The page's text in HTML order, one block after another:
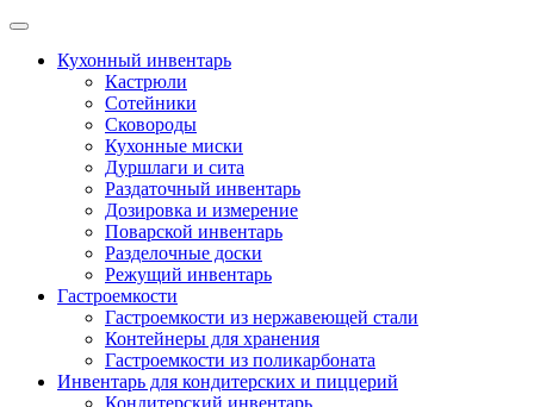
Skip
contentКухонный инвентарь
Кастрюли
Сотейники
Сковороды
Кухонные миски
Дуршлаги и сита
Раздаточный инвентарь
Дозировка и измерение
Поварской инвентарь
Разделочные доски
Режущий инвентарь
Гастроемкости
Гастроемкости из нержавеющей стали
Контейнеры для хранения
Гастроемкости из поликарбоната
Инвентарь для кондитерских и пиццерий
Кондитерский инвентарь